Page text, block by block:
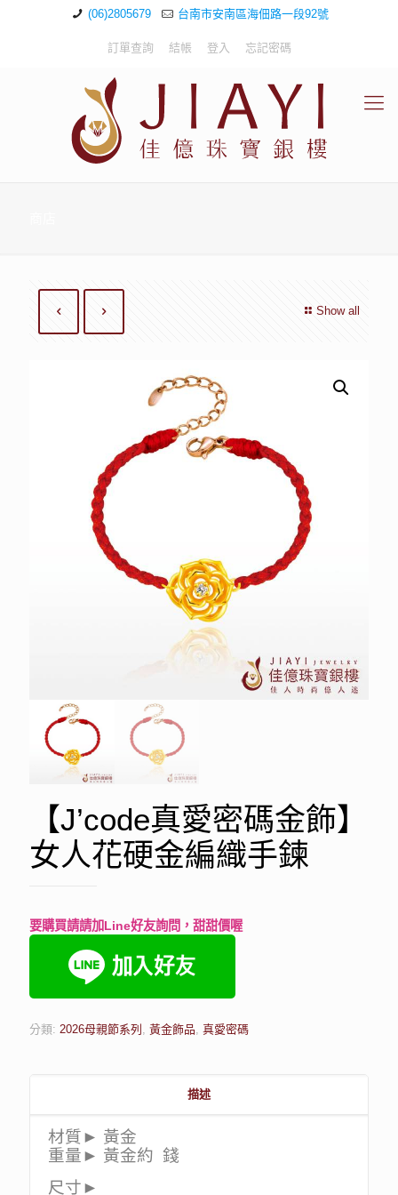
(06)2805679 台南市安南區海佃路一段92號
訂單查詢 結帳 登入 忘記密碼
Show all
【J’code真愛密碼金飾】
女人花硬金編織手鍊
要購買請請加Line好友詢問，甜甜價喔
分類: 2026母親節系列 , 黃金飾品, 真愛密碼
描述
材質► 黃金
重量► 黃金約 錢
尺寸►